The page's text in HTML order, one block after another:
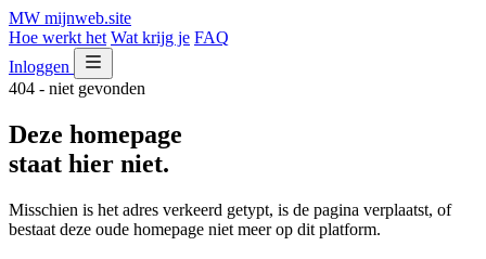
MW mijnweb.site
Hoe werkt het Wat krijg je FAQ
Inloggen
404 - niet gevonden
Deze homepage
staat hier niet.
Misschien is het adres verkeerd getypt, is de pagina verplaatst, of
bestaat deze oude homepage niet meer op dit platform.